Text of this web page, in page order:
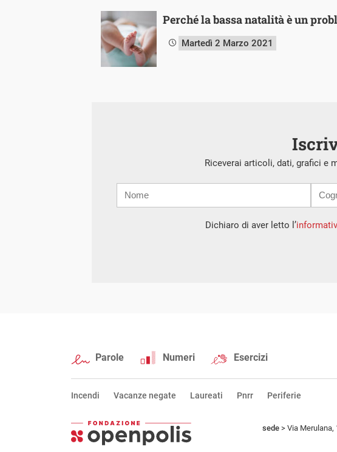
Perché la bassa natalità è un
Martedì 2 Marzo 2021
Riceverai articoli, dati, grafici e
mail
Dichiaro di aver letto l’
Parole Numeri Esercizi
Incendi Vacanze negate Laureati Pnrr Periferie
sede > Via Merulana,